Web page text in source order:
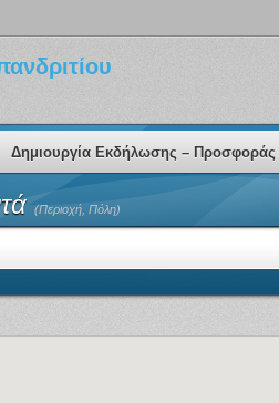
Δημιουργία Εκδήλωσης – Προσφοράς
(Περιοχή, Πόλη)